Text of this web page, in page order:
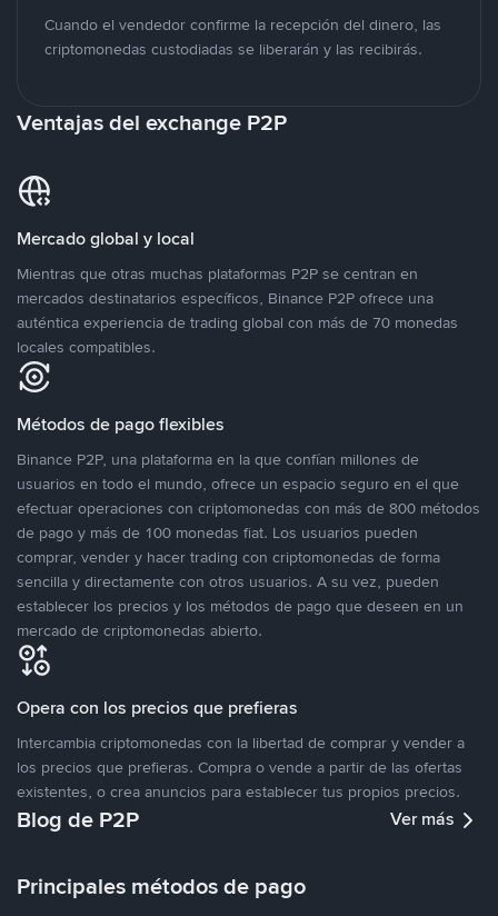
Cuando el vendedor confirme la recepción del dinero, las
criptomonedas custodiadas se liberarán y las recibirás.
Ventajas del exchange P2P
Mercado global y local
Mientras que otras muchas plataformas P2P se centran en
mercados destinatarios específicos, Binance P2P ofrece una
auténtica experiencia de trading global con más de 70 monedas
locales compatibles.
Métodos de pago flexibles
Binance P2P, una plataforma en la que confían millones de
usuarios en todo el mundo, ofrece un espacio seguro en el que
efectuar operaciones con criptomonedas con más de 800 métodos
de pago y más de 100 monedas fiat. Los usuarios pueden
comprar, vender y hacer trading con criptomonedas de forma
sencilla y directamente con otros usuarios. A su vez, pueden
establecer los precios y los métodos de pago que deseen en un
mercado de criptomonedas abierto.
Opera con los precios que prefieras
Intercambia criptomonedas con la libertad de comprar y vender a
los precios que prefieras. Compra o vende a partir de las ofertas
existentes, o crea anuncios para establecer tus propios precios.
Blog de P2P Ver más
Principales métodos de pago